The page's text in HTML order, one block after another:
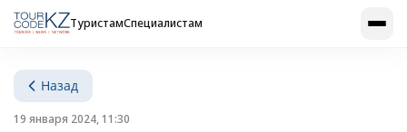
ТуристамСпециалистам
Назад
19 января 2024, 11:30